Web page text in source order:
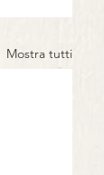
Mostra tutti